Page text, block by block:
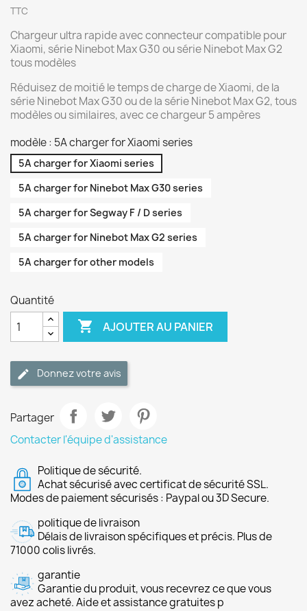
TTC
Chargeur ultra rapide avec connecteur compatible pour
Xiaomi, série Ninebot Max G30 ou série Ninebot Max G2
tous modèles
Réduisez de moitié le temps de charge de Xiaomi, de la
série Ninebot Max G30 ou de la série Ninebot Max G2, tous
modèles ou similaires, avec ce chargeur 5 ampères
modèle : 5A charger for Xiaomi series
5A charger for Xiaomi series
5A charger for Ninebot Max G30 series
5A charger for Segway F / D series
5A charger for Ninebot Max G2 series
5A charger for other models
Quantité
 AJOUTER AU PANIER
Donnez votre avis
Partager
Contacter l'équipe d'assistance
Politique de sécurité.
Achat sécurisé avec certificat de sécurité SSL.
Modes de paiement sécurisés : Paypal ou 3D Secure.
politique de livraison
Délais de livraison spécifiques et précis. Plus de
71000 colis livrés.
garantie
Garantie du produit, vous recevrez ce que vous
avez acheté. Aide et assistance gratuites p